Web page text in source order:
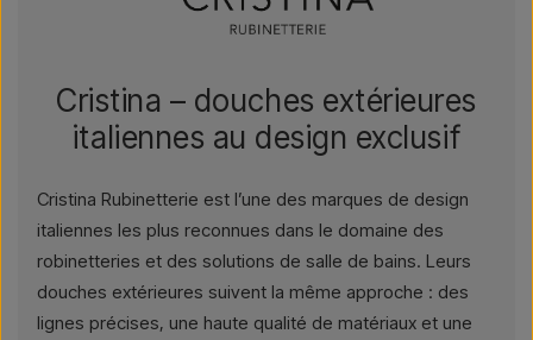
Cristina – douches extérieures
italiennes au design exclusif
Cristina Rubinetterie est l’une des marques de design
italiennes les plus reconnues dans le domaine des
robinetteries et des solutions de salle de bains. Leurs
douches extérieures suivent la même approche : des
lignes précises, une haute qualité de matériaux et une